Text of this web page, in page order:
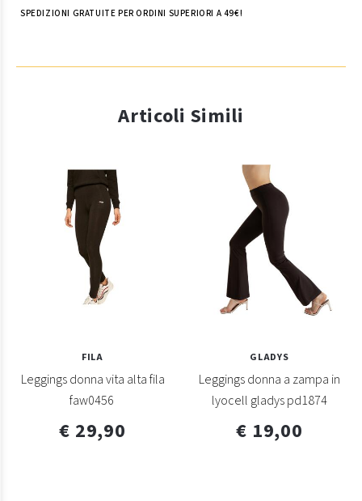
SPEDIZIONI GRATUITE PER ORDINI SUPERIORI A 49€!
Articoli Simili
FILA
Leggings donna vita alta fila
faw0456
€ 29,90
GLADYS
Leggings donna a zampa in
lyocell gladys pd1874
€ 19,00